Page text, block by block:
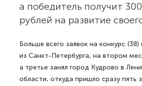
а победитель получит
рублей на развитие
Больше всего заявок на конкурс (38)
из Санкт-Петербурга, на втором
а третье занял город Кудрово в
области, откуда пришло сразу пять